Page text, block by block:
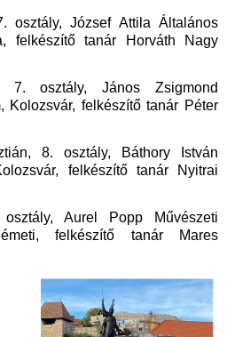
osztály, József Attila Általános
felkészítő tanár Horváth Nagy
7. osztály, János Zsigmond
Kolozsvár, felkészítő tanár Péter
8. osztály, Báthory István
felkészítő tanár Nyitrai
Aurel Popp Művészeti
felkészítő tanár Mares